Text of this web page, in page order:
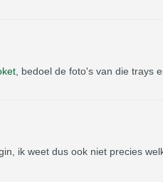
, bedoel de foto's van die trays
ik weet dus ook niet precies